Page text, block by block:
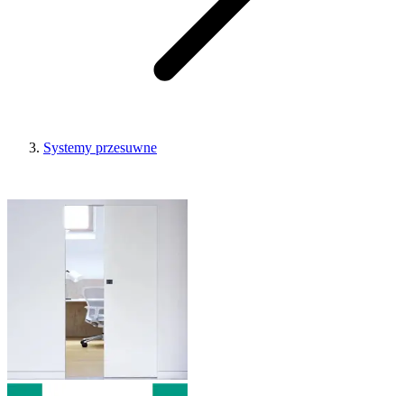
Systemy przesuwne